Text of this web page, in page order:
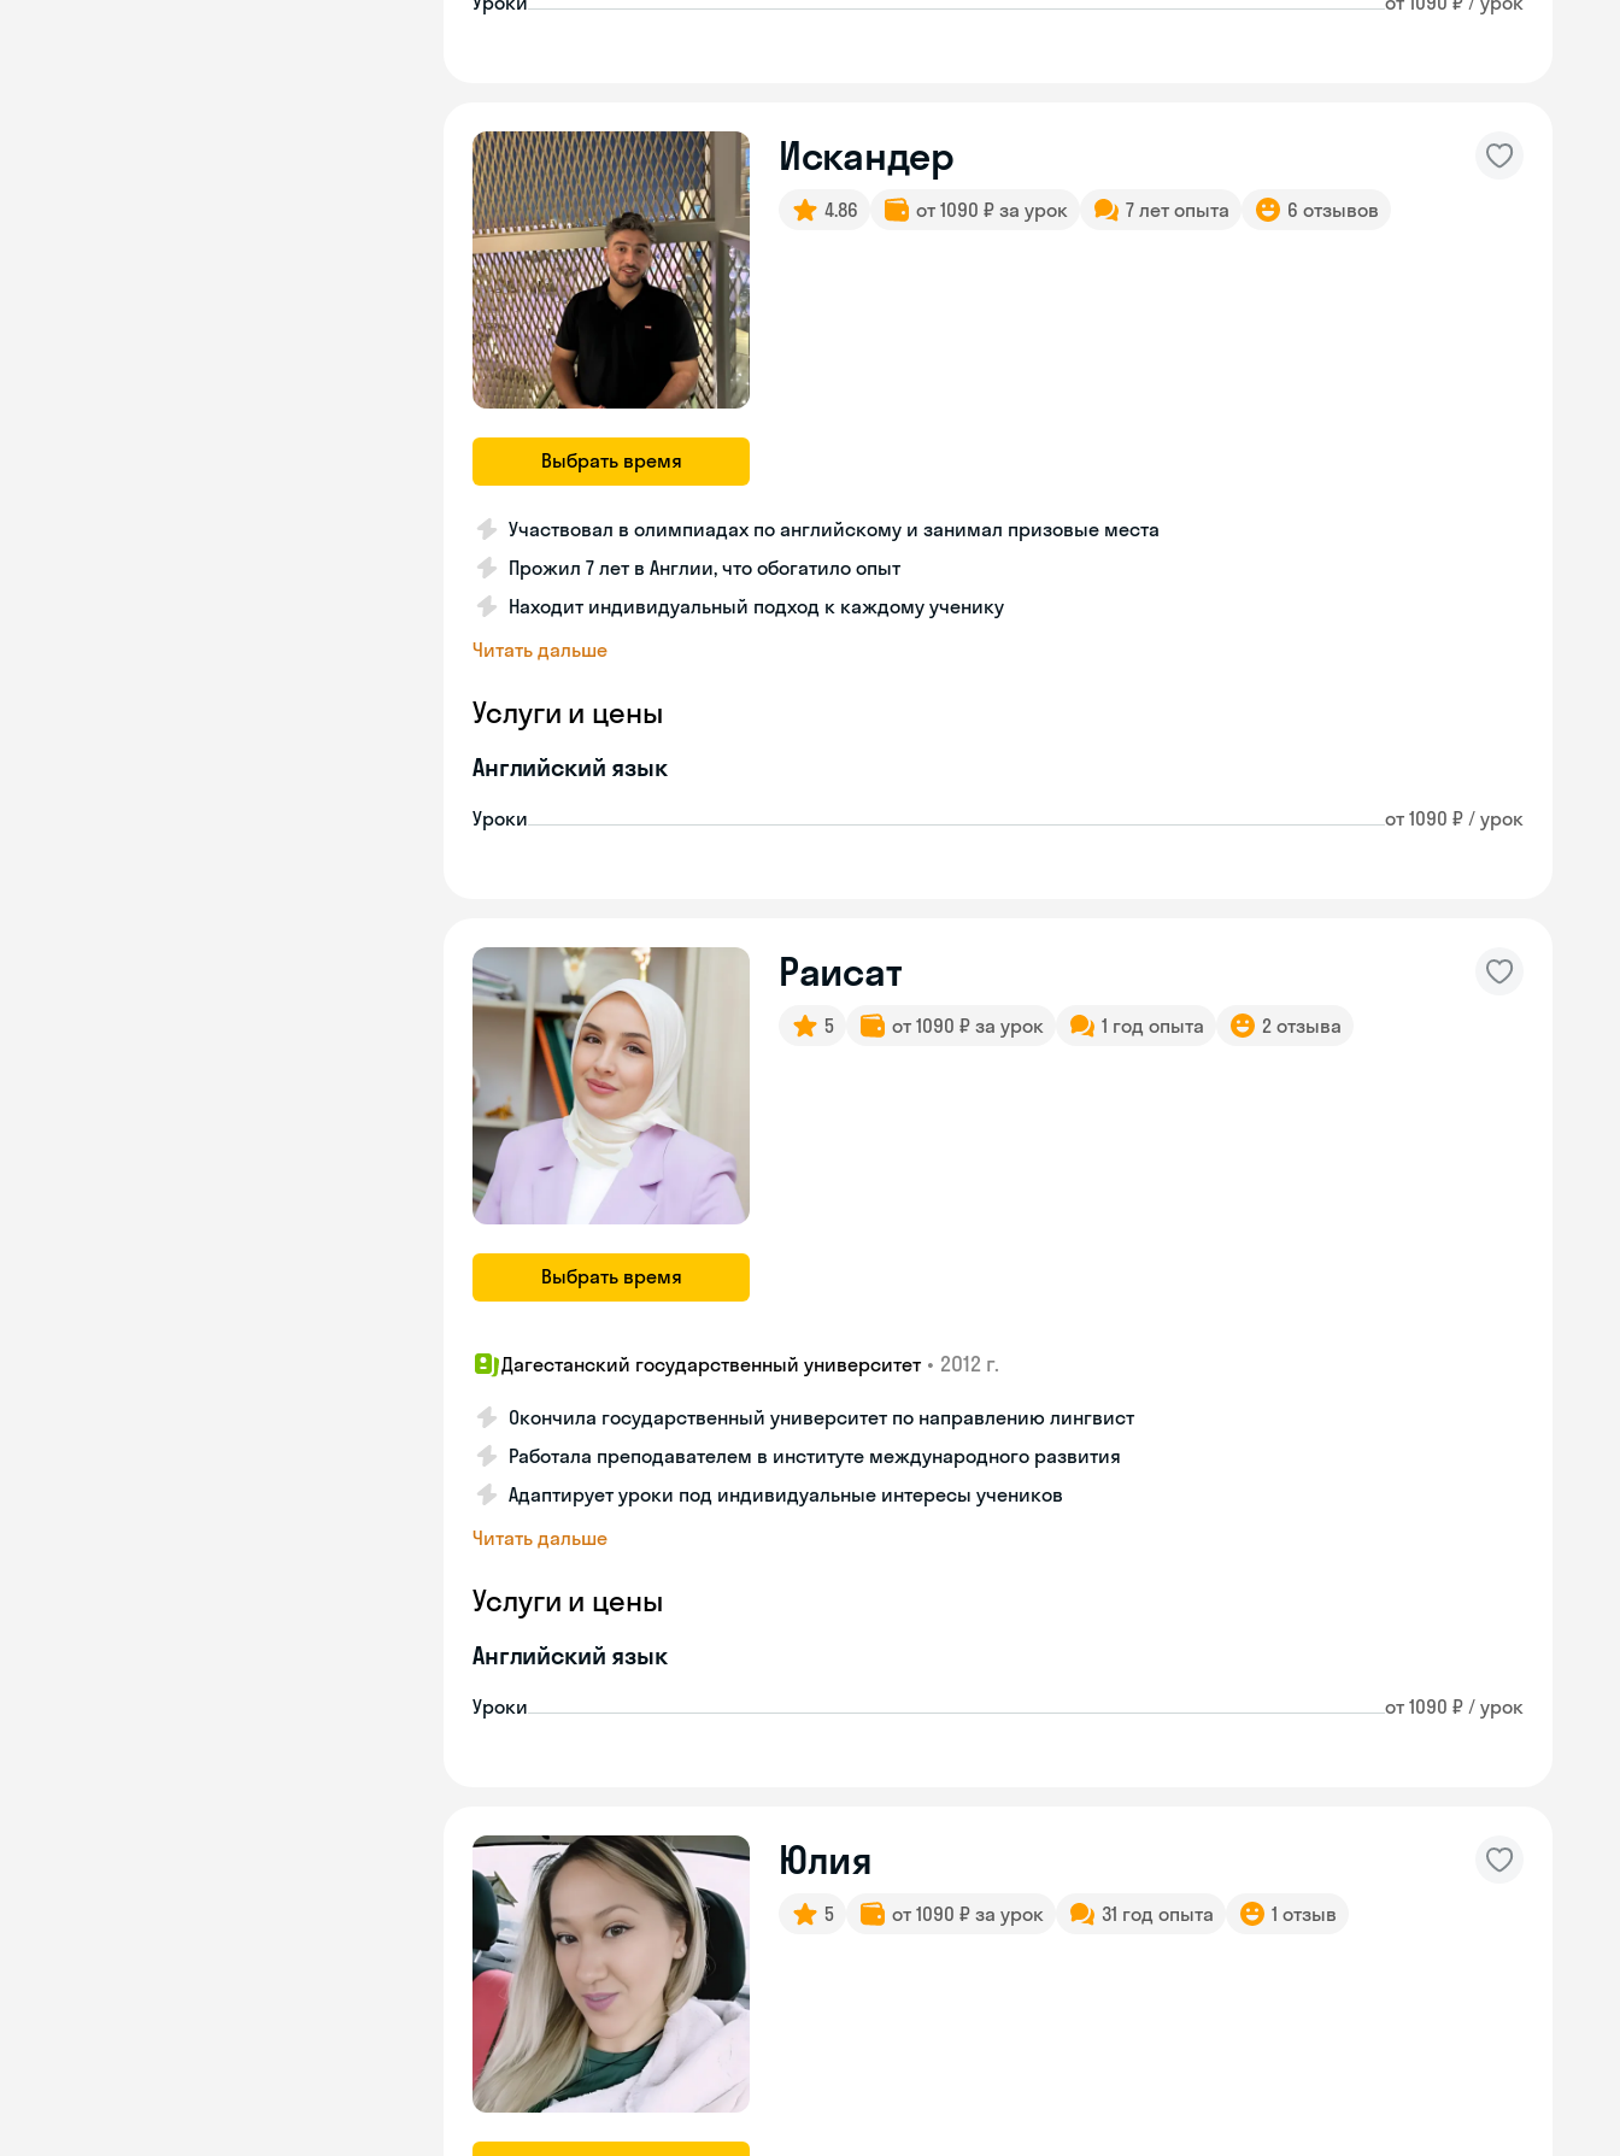
Выбрать время
Искандер
4.86 от 1090 ₽ за урок 7 лет опыта 6 отзывов
Участвовал в олимпиадах по английскому и занимал призовые места
Прожил 7 лет в Англии, что обогатило опыт
Находит индивидуальный подход к каждому ученику
Читать дальше
Услуги и цены
Английский язык
Уроки от 1090 ₽ / урок
Выбрать время
Раисат
5 от 1090 ₽ за урок 1 год опыта 2 отзыва
Дагестанский государственный университет • 2012 г.
Окончила государственный университет по направлению лингвист
Работала преподавателем в институте международного развития
Адаптирует уроки под индивидуальные интересы учеников
Читать дальше
Услуги и цены
Английский язык
Уроки от 1090 ₽ / урок
Юлия
5 от 1090 ₽ за урок 31 год опыта 1 отзыв